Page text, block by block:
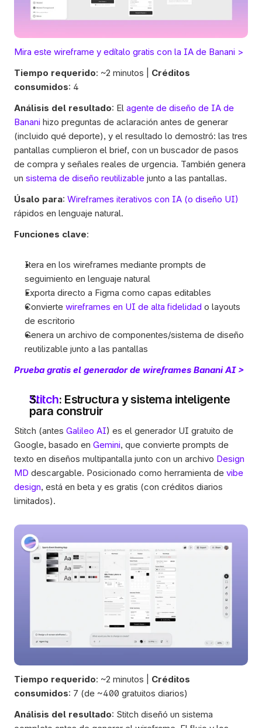
Mira este wireframe y edítalo gratis con la IA de Banani >
Tiempo requerido: ~2 minutos | Créditos
consumidos: 4
Análisis del resultado: El agente de diseño de IA de
Banani hizo preguntas de aclaración antes de generar
(incluido qué deporte), y el resultado lo demostró: las tres
pantallas cumplieron el brief, con un buscador de pasos
de compra y señales reales de urgencia. También genera
un sistema de diseño reutilizable junto a las pantallas.
Úsalo para: Wireframes iterativos con IA (o diseño UI)
rápidos en lenguaje natural.
Funciones clave:
Itera en los wireframes mediante prompts de
seguimiento en lenguaje natural
Exporta directo a Figma como capas editables
Convierte wireframes en UI de alta fidelidad o layouts
de escritorio
Genera un archivo de componentes/sistema de diseño
reutilizable junto a las pantallas
Prueba gratis el generador de wireframes Banani AI >
Stitch: Estructura y sistema inteligente
para construir
Stitch (antes Galileo AI) es el generador UI gratuito de
Google, basado en Gemini, que convierte prompts de
texto en diseños multipantalla junto con un archivo Design
MD descargable. Posicionado como herramienta de vibe
design, está en beta y es gratis (con créditos diarios
limitados).
Tiempo requerido: ~2 minutos | Créditos
consumidos: 7 (de ~400 gratuitos diarios)
Análisis del resultado: Stitch diseñó un sistema